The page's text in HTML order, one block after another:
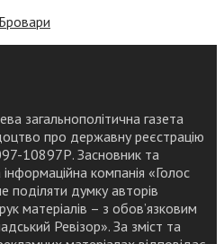
загальнополітична газета
про державну реєстрацію
10897Р. Засновник та
компанія «Голос
поділяти думку авторів
матеріалів – з обов’язковим
Ревізор». За зміст та